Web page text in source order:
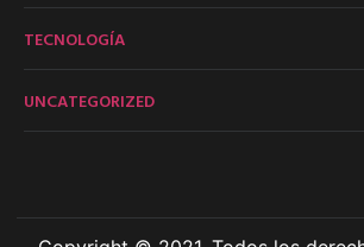
TECNOLOGÍA
UNCATEGORIZED